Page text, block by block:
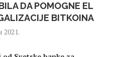
DA POMOGNE EL
BITKOINA
2021.